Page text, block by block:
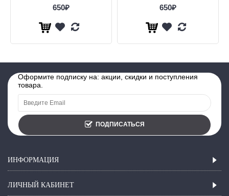
650₽ 650₽
Оформите подписку на: акции, скидки и поступления
товара.
ПОДПИСАТЬСЯ
ИНФОРМАЦИЯ
ЛИЧНЫЙ КАБИНЕТ